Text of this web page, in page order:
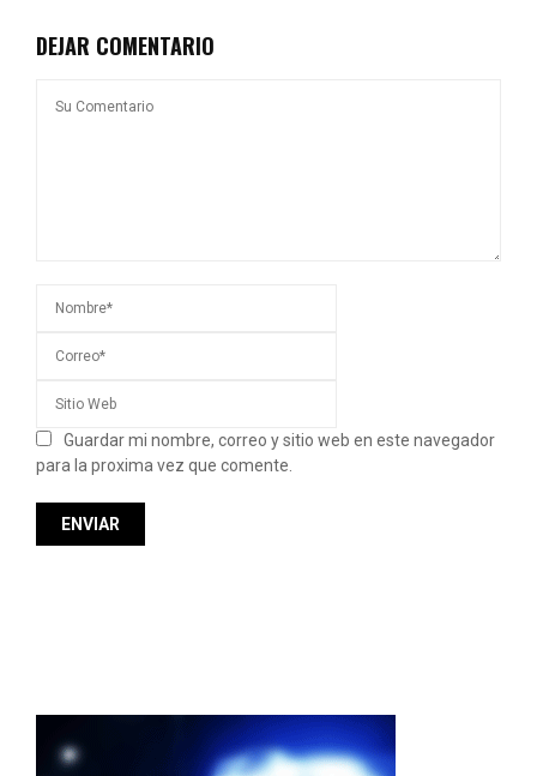
DEJAR COMENTARIO
Guardar mi nombre, correo y sitio web en este navegador
para la proxima vez que comente.